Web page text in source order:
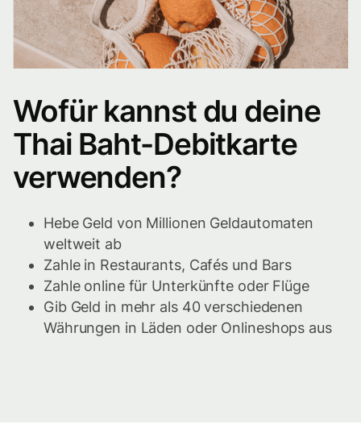
Wofür kannst du deine
Thai Baht-Debitkarte
verwenden?
Hebe Geld von Millionen Geldautomaten
weltweit ab
Zahle in Restaurants, Cafés und Bars
Zahle online für Unterkünfte oder Flüge
Gib Geld in mehr als 40 verschiedenen
Währungen in Läden oder Onlineshops aus